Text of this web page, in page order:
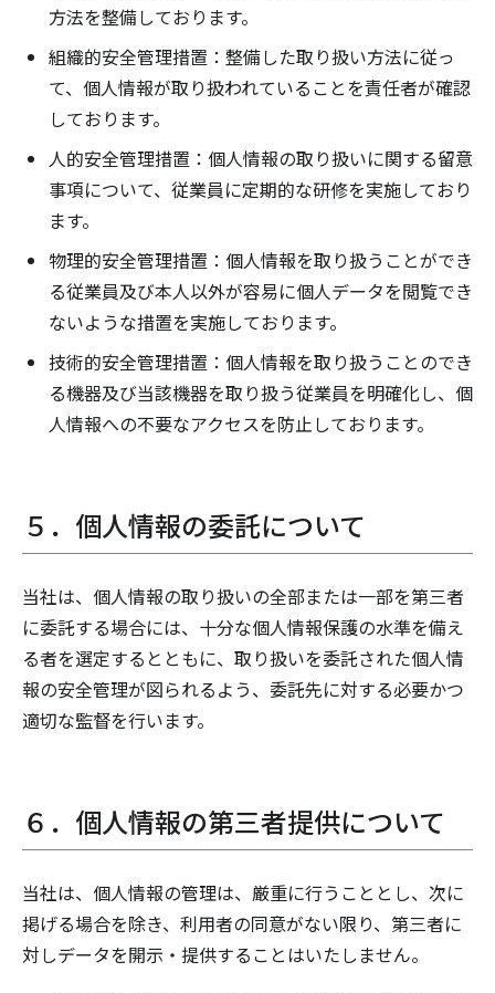
方法を整備しております。
組織的安全管理措置：整備した取り扱い方法に従っ
て、個人情報が取り扱われていることを責任者が確認
しております。
人的安全管理措置：個人情報の取り扱いに関する留意
事項について、従業員に定期的な研修を実施しており
ます。
物理的安全管理措置：個人情報を取り扱うことができ
る従業員及び本人以外が容易に個人データを閲覧でき
ないような措置を実施しております。
技術的安全管理措置：個人情報を取り扱うことのでき
る機器及び当該機器を取り扱う従業員を明確化し、個
人情報への不要なアクセスを防止しております。
５．個人情報の委託について
当社は、個人情報の取り扱いの全部または一部を第三者
に委託する場合には、十分な個人情報保護の水準を備え
る者を選定するとともに、取り扱いを委託された個人情
報の安全管理が図られるよう、委託先に対する必要かつ
適切な監督を行います。
６．個人情報の第三者提供について
当社は、個人情報の管理は、厳重に行うこととし、次に
掲げる場合を除き、利用者の同意がない限り、第三者に
対しデータを開示・提供することはいたしません。